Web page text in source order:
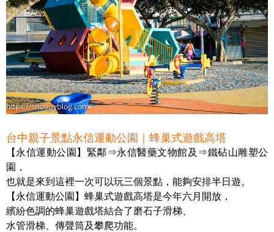
台中親子景點永信運動公園｜蜂巢式遊戲高塔
【永信運動公園】緊鄰⇒永信醫藥文物館及⇒鐵砧山雕塑公
園，
也就是來到這裡一次可以玩三個景點，能夠安排半日遊。
【永信運動公園】蜂巢式遊戲高塔是今年六月開放，
繽紛色調的蜂巢遊戲塔結合了磨石子滑梯、
水管滑梯、傳聲筒及攀爬功能。